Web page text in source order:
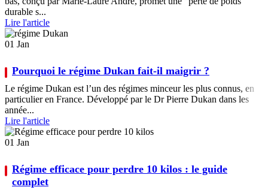
durable s...
Lire l'article
01 Jan
Pourquoi le régime Dukan fait-il maigrir ?
Le régime Dukan est l’un des régimes minceur les plus connus, en
particulier en France. Développé par le Dr Pierre Dukan dans les
année...
Lire l'article
01 Jan
Régime efficace pour perdre 10 kilos : le guide
complet